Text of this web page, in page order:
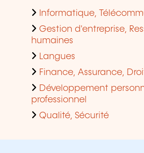
Informatique,
Gestion d'entreprise,
humaines
Langues
Finance, Assurance,
Développement
professionnel
Qualité, Sécurité